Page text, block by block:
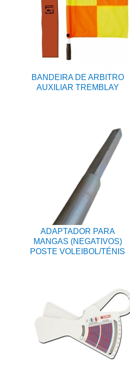
BANDEIRA DE ARBITRO
AUXILIAR TREMBLAY
ADAPTADOR PARA
MANGAS (NEGATIVOS)
POSTE VOLEIBOL/TÉNIS